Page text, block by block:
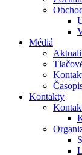
Médiá
Kontakty